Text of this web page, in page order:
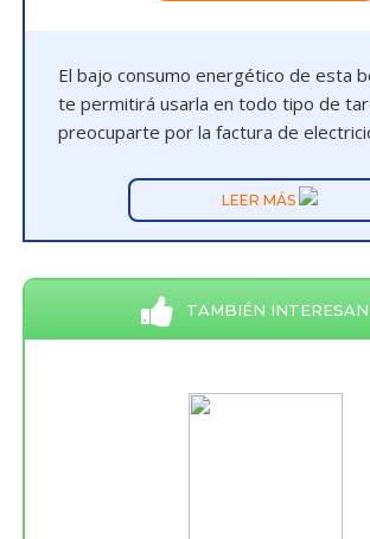
El bajo consumo energético de esta
te permitirá usarla en todo tipo de
preocuparte por la factura de
LEER MÁS
TAMBIÉN